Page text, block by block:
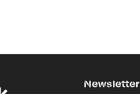
Newsletter